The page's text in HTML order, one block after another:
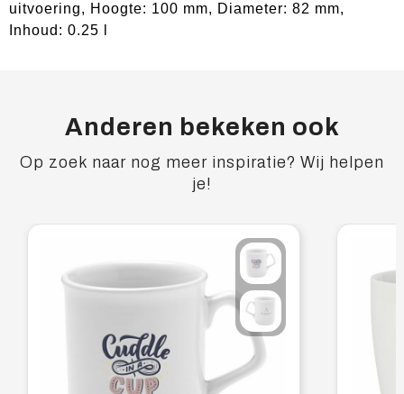
uitvoering, Hoogte: 100 mm, Diameter: 82 mm,
Inhoud: 0.25 l
Anderen bekeken ook
Op zoek naar nog meer inspiratie? Wij helpen
je!